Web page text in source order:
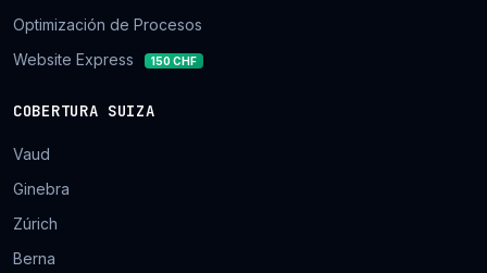
Optimización de Procesos
Website Express
150 CHF
COBERTURA SUIZA
Vaud
Ginebra
Zúrich
Berna